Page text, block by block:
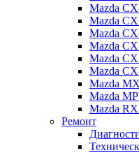
Mazda
Mazda
Mazda
Mazda
Mazda
Mazda
Mazda
Mazda
Mazda
Ремонт